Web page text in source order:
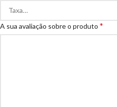
A sua avaliação sobre o produto *